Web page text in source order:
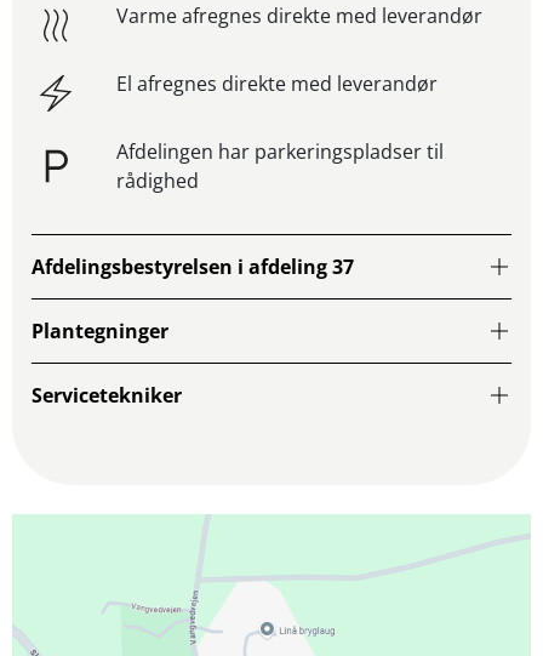
Varme afregnes direkte med leverandør
El afregnes direkte med leverandør
Afdelingen har parkeringspladser til
rådighed
Afdelingsbestyrelsen i afdeling 37
Plantegninger
Servicetekniker